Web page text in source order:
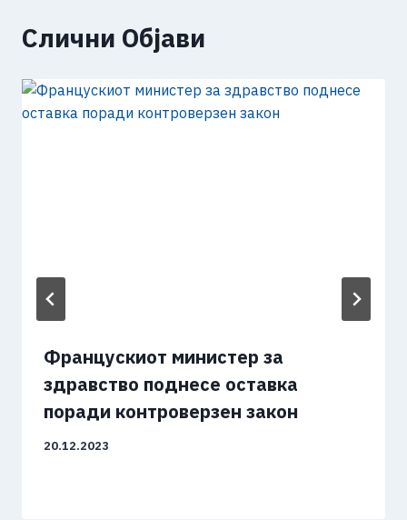
Слични Објави
Францускиот министер за
здравство поднесе оставка
поради контроверзен закон
20.12.2023